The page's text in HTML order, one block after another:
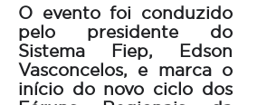
O evento foi conduzido
pelo presidente do
Sistema Fiep, Edson
Vasconcelos, e marca o
início do novo ciclo dos